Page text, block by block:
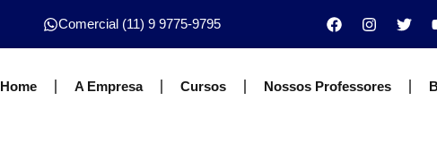
Comercial (11) 9 9775-9795
Home A Empresa Cursos Nossos Professores